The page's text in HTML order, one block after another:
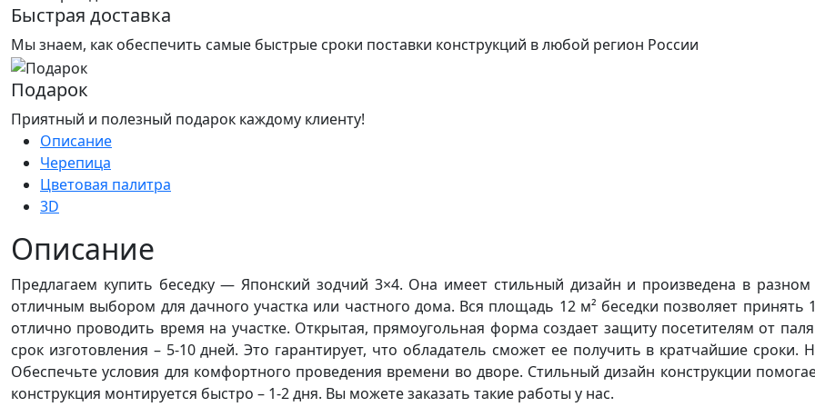
Быстрая доставка
Мы знаем, как обеспечить самые быстрые сроки поставки конструкций в любой регион России
Подарок
Приятный и полезный подарок каждому клиенту!
Описание
Черепица
Цветовая палитра
3D
Описание
Предлагаем купить беседку — Японский зодчий 3×4. Она имеет стильный дизайн и произведена в разном
отличным выбором для дачного участка или частного дома. Вся площадь 12 м² беседки позволяет принять
отлично проводить время на участке. Открытая, прямоугольная форма создает защиту посетителям от
срок изготовления – 5-10 дней. Это гарантирует, что обладатель сможет ее получить в кратчайшие
Обеспечьте условия для комфортного проведения времени во дворе. Стильный дизайн конструкции
конструкция монтируется быстро – 1-2 дня. Вы можете заказать такие работы у нас.